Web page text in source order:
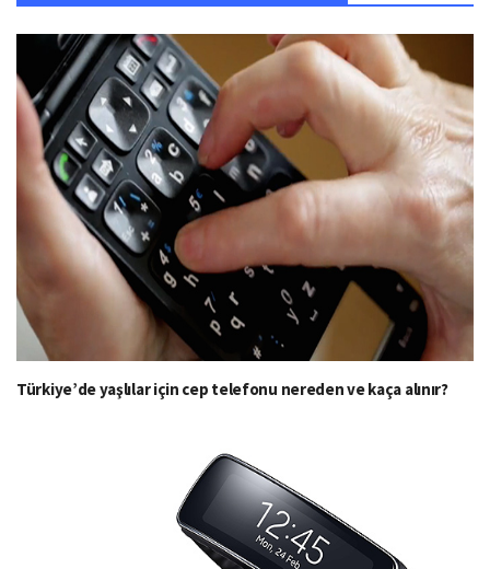
Türkiye’de yaşlılar için cep telefonu nereden ve kaça alınır?